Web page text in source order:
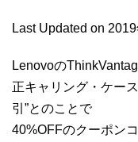
Last Updated on
Lenovoの
正キャリング・ケー
引”とのことで
40%OFFのクーポン